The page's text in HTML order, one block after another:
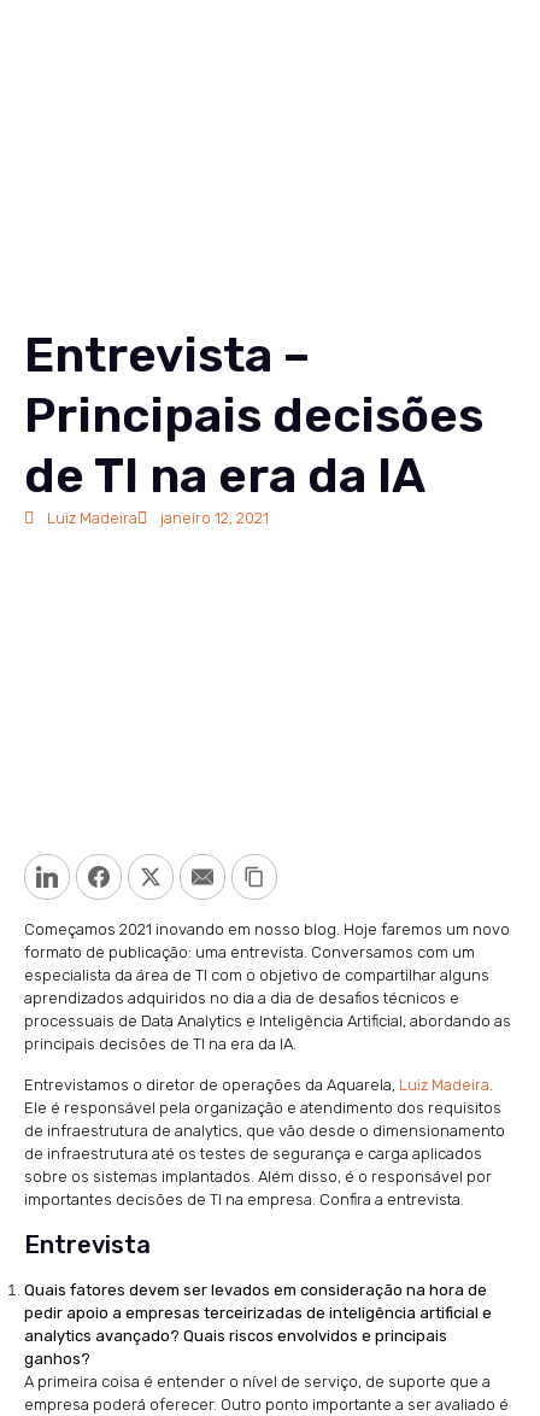
Entrevista –
Principais decisões
de TI na era da IA
Luiz Madeira janeiro 12, 2021
LinkedInFacebookTwitterEmail Copy Link
Começamos 2021 inovando em nosso blog. Hoje faremos um novo
formato de publicação: uma entrevista. Conversamos com um
especialista da área de TI com o objetivo de compartilhar alguns
aprendizados adquiridos no dia a dia de desafios técnicos e
processuais de Data Analytics e Inteligência Artificial, abordando as
principais decisões de TI na era da IA.
Entrevistamos o diretor de operações da Aquarela, Luiz Madeira
Ele é responsável pela organização e atendimento dos requisitos
de infraestrutura de analytics, que vão desde o dimensionamento
de infraestrutura até os testes de segurança e carga aplicados
sobre os sistemas implantados. Além disso, é o responsável por
importantes decisões de TI na empresa. Confira a entrevista.
Entrevista
Quais fatores devem ser levados em consideração na hora de
pedir apoio a empresas terceirizadas de inteligência artificial e
analytics avançado? Quais riscos envolvidos e principais
ganhos?
A primeira coisa é entender o nível de serviço, de suporte que a
empresa poderá oferecer. Outro ponto importante a ser avaliado é